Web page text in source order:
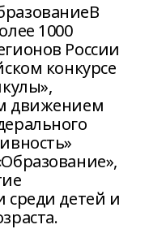
1000
России
конкурсе
движением
среди детей и